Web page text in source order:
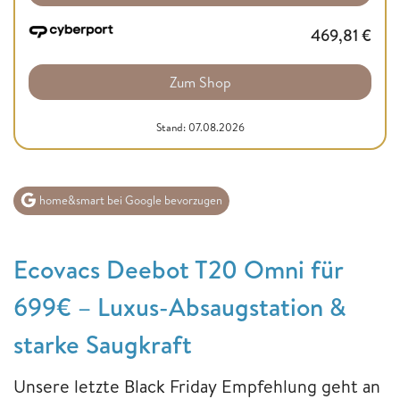
469,81 €
Zum Shop
Stand: 07.08.2026
home&smart bei Google bevorzugen
Ecovacs Deebot T20 Omni für
699€ – Luxus-Absaugstation &
starke Saugkraft
Unsere letzte Black Friday Empfehlung geht an